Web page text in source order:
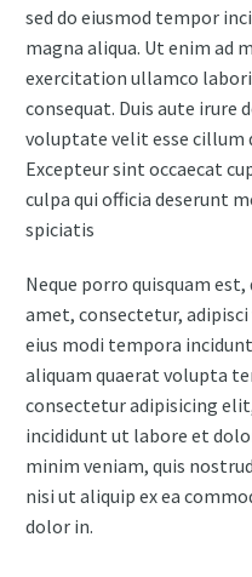
sed do eiusmod tempor
magna aliqua. Ut enim ad
exercitation ullamco
consequat. Duis aute irure
voluptate velit esse cillum
Excepteur sint occaecat
culpa qui officia deserunt
spiciatis
Neque porro quisquam
amet, consectetur,
eius modi tempora
aliquam quaerat volupta
consectetur adipisicing
incididunt ut labore et
minim veniam, quis
nisi ut aliquip ex ea
dolor in.